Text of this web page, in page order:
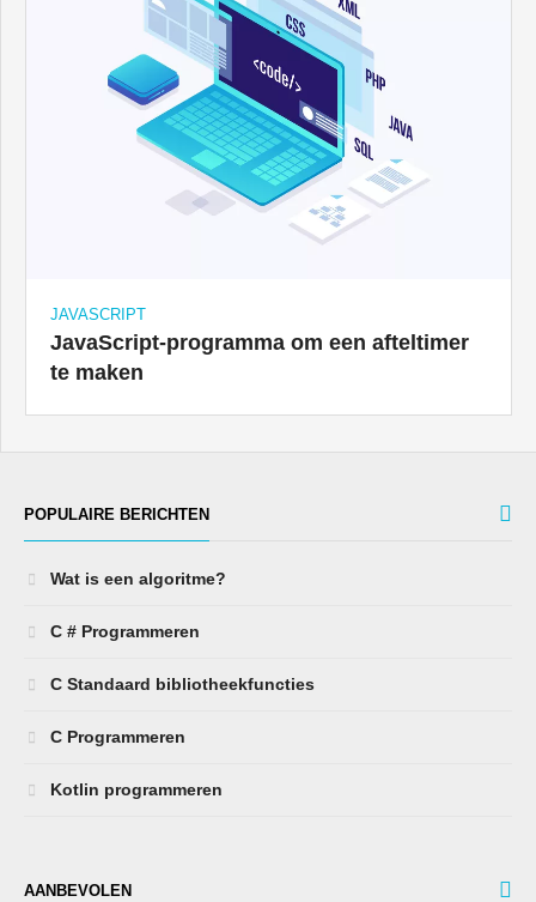
JAVASCRIPT
JavaScript-programma om een ​​afteltimer
te maken
POPULAIRE BERICHTEN
Wat is een algoritme?
C # Programmeren
C Standaard bibliotheekfuncties
C Programmeren
Kotlin programmeren
AANBEVOLEN